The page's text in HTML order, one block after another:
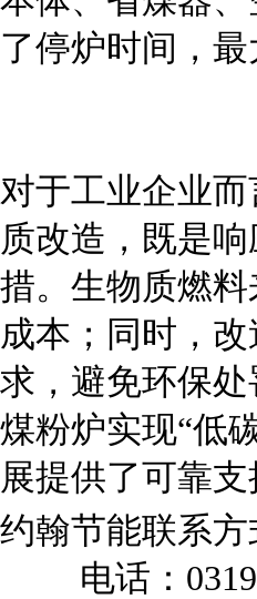
了停炉时间，
对于工业企业
质改造，既是
措。生物质燃
成本；同时，
求，避免环保
煤粉炉实现“低
展提供了可靠支
约翰节能联系方
电话：0319-